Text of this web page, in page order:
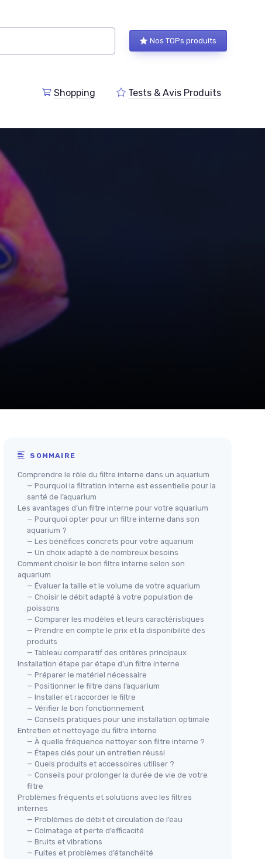
Nos TOPs produits
Shopping Tests & Avis Produits
SOMMAIRE
Comprendre le rôle du filtre interne dans un aquarium
— Pourquoi la filtration interne est essentielle pour la
santé de l’aquarium
Les avantages d’un filtre interne pour votre aquarium
— Pourquoi opter pour un filtre interne dans son
aquarium ?
— Les bénéfices concrets pour votre aquarium
— Un choix adapté à de nombreux besoins
Comment choisir le bon filtre interne selon son
aquarium
— Évaluer la taille et le volume de votre aquarium
— Choisir le débit adapté à votre population de
poissons
— Comparer les modèles et leurs caractéristiques
— Prendre en compte le prix et la disponibilité des
produits
— Tableau comparatif des critères principaux
Installation étape par étape d’un filtre interne
— Préparer le matériel nécessaire
— Positionner le filtre dans l’aquarium
— Installer et raccorder le filtre
— Vérifier le bon fonctionnement
— Conseils pratiques pour une installation optimale
Entretien et nettoyage du filtre interne
— À quelle fréquence nettoyer son filtre interne ?
— Étapes clés pour un entretien réussi
— Quels produits et accessoires utiliser ?
— Conseils pour prolonger la durée de vie de votre
filtre
Problèmes fréquents et solutions avec les filtres
internes
— Problèmes de débit et circulation de l’eau
— Colmatage et perte d’efficacité
— Bruits et vibrations
— Fuites et problèmes d’étanchéité